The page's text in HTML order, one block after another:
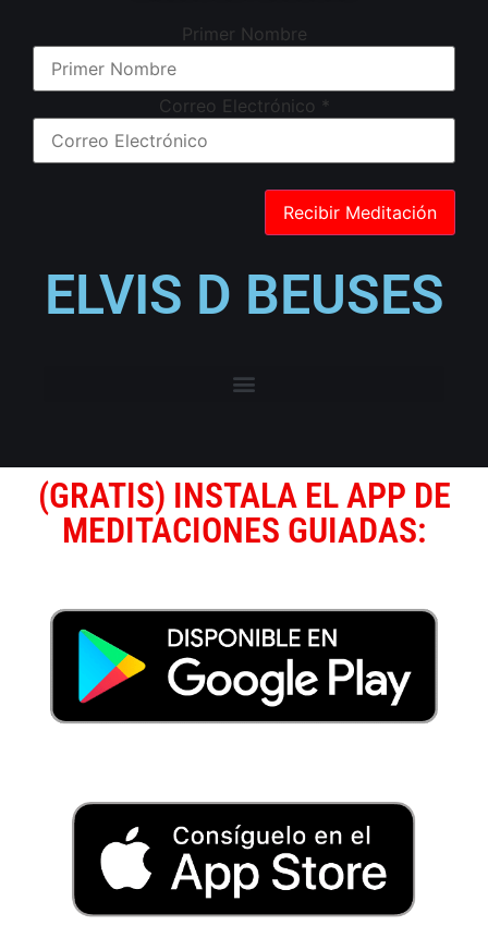
Primer Nombre
Correo Electrónico *
ELVIS D BEUSES
(GRATIS) INSTALA EL APP DE
MEDITACIONES GUIADAS: